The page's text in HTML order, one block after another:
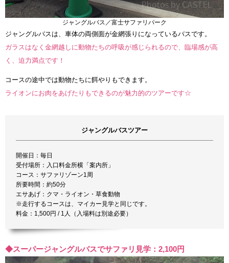
ジャングルバス／富士サファリパーク
ジャングルバスは、車体の両側面が金網張りになっているバスです。
ガラスはなく金網越しに動物たちの呼吸が感じられるので、臨場感が高
く、迫力満点です！
コースの途中では動物たちに餌やりもできます。
ライオンにお肉をあげたりもできるのが魅力的のツアーです☆
ジャングルバスツアー
開催日：毎日
受付場所：入口料金所横「案内所」
コース：サファリゾーン1周
所要時間：約50分
エサあげ：クマ・ライオン・草食動物
※走行するコースは、マイカー見学と同じです。
料金：1,500円 / 1人（入場料は別途必要）
◆スーパージャングルバスでサファリ見学：2,100円